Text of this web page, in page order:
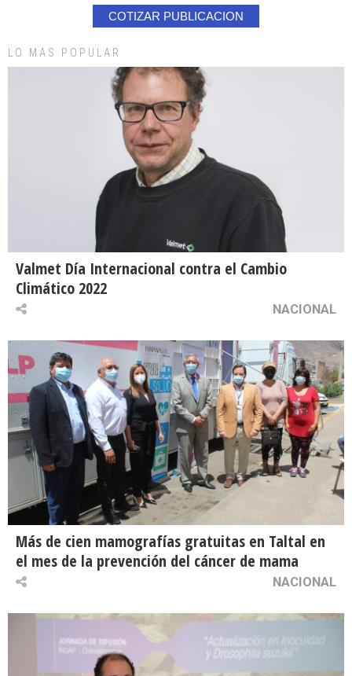
COTIZAR PUBLICACION
LO MAS POPULAR
Valmet Día Internacional contra el Cambio
Climático 2022
NACIONAL
Más de cien mamografías gratuitas en Taltal en
el mes de la prevención del cáncer de mama
NACIONAL